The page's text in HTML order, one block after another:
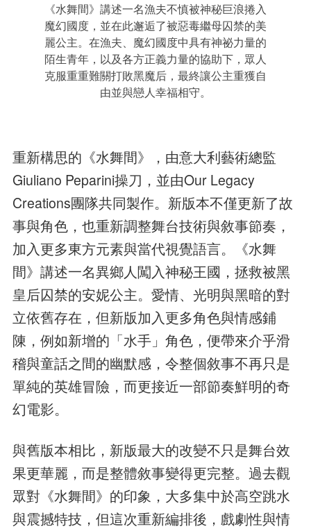
《水舞間》講述一名漁夫不慎被神秘巨浪捲入
魔幻國度，並在此邂逅了被惡毒繼母囚禁的美
麗公主。在漁夫、魔幻國度中具有神祕力量的
陌生青年，以及各方正義力量的協助下，眾人
克服重重難關打敗黑魔后，最終讓公主重獲自
由並與戀人幸福相守。
重新構思的《水舞間》，由意大利藝術總監
Giuliano Peparini操刀，並由Our Legacy
Creations團隊共同製作。新版本不僅更新了故
事與角色，也重新調整舞台技術與敘事節奏，
加入更多東方元素與當代視覺語言。《水舞
間》講述一名異鄉人闖入神秘王國，拯救被黑
皇后囚禁的安妮公主。愛情、光明與黑暗的對
立依舊存在，但新版加入更多角色與情感鋪
陳，例如新增的「水手」角色，便帶來介乎滑
稽與童話之間的幽默感，令整個敘事不再只是
單純的英雄冒險，而更接近一部節奏鮮明的奇
幻電影。
與舊版本相比，新版最大的改變不只是舞台效
果更華麗，而是整體敘事變得更完整。過去觀
眾對《水舞間》的印象，大多集中於高空跳水
與震撼特技，但這次重新編排後，戲劇性與情